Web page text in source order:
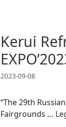
Kerui
2023-09-08
“The 29th
Fairgrounds …